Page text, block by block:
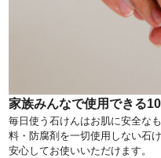
家族みんなで使用できる
毎日使う石けんはお肌に安全な
料・防腐剤を一切使用しない石
安心してお使いいただけます。